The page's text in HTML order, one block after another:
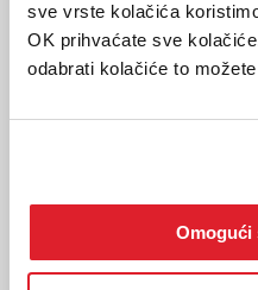
sve vrste kolačića
OK prihvaćate sve
odabrati kolačiće to
Omogući
AUDI